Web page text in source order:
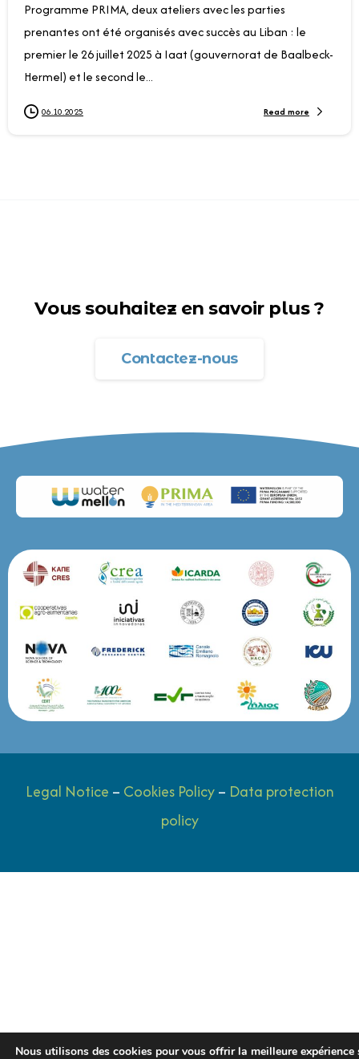
Programme PRIMA, deux ateliers avec les parties
prenantes ont été organisés avec succès au Liban : le
premier le 26 juillet 2025 à Iaat (gouvernorat de Baalbeck-
Hermel) et le second le...
06.10.2025 Read more
Vous souhaitez en savoir plus ?
Contactez-nous
Legal Notice – Cookies Policy– Data protection
policy
Nous utilisons des cookies pour vous offrir la meilleure expérience